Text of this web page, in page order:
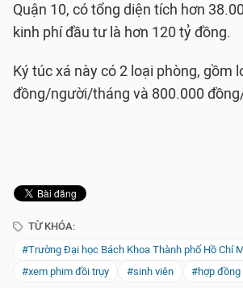
Quận 10, có tổng diện tích hơn
kinh phí đầu tư là hơn 120 tỷ đồng.
Ký túc xá này có 2 loại phòng, gồm
đồng/người/tháng và 800.000
TỪ KHÓA:
#Trường Đại học Bách Khoa Thành phố Hồ Chí
#xem phim đồi trụy
#sinh viên #hợp đồng